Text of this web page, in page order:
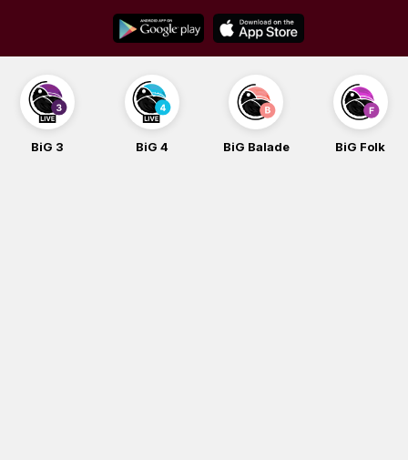
content
BiG 3 BiG 4 BiG Balade BiG Folk